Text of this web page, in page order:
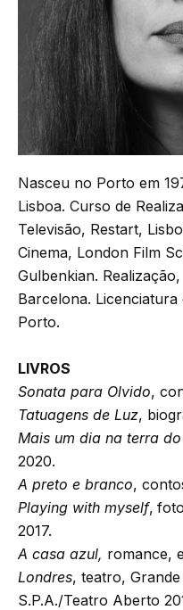
Nasceu no Porto em
Lisboa. Curso de
Televisão, Restart,
Cinema, London Film
Gulbenkian.
Barcelona.
Porto.
LIVROS
Sonata para Olvido,
Tatuagens de Luz,
Mais um dia na terra
2020.
A preto e branco,
Playing with myself,
2017.
A casa azul, romance,
Londres, teatro,
S.P.A./Teatro Aberto